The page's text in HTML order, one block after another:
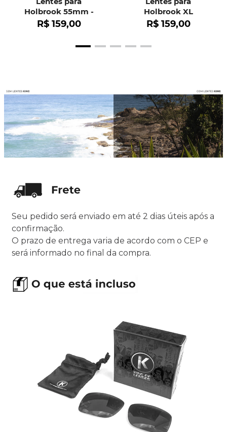
Holbrook 55mm -
OO9102
R$ 159,00
Holbrook XL
R$ 159,00
Seu pedido será enviado em até 2 dias úteis após a
confirmação.
O prazo de entrega varia de acordo com o CEP e
será informado no final da compra.